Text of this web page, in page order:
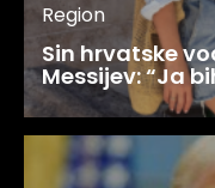
Region
Sin hrvatske
Messijev: “Ja